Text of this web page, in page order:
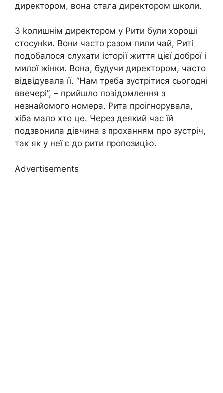
директором, вона стала директором школи.
З kолишнім директором у Рити були хороші
стосунkи. Вони часто разом пили чай, Риті
подобалося слухати історії життя цієї доброї і
милої жінки. Вона, будучи директором, часто
відвідувала її. “Нам треба зустрітися сьогодні
ввечері”, – прийшло повідомлення з
незнайомого номера. Рита проігнорувала,
хіба мало хто це. Через деякий час їй
подзвонила дівчина з проханням про зустріч,
так як у неї є до рити пропозицію.
Advertisements